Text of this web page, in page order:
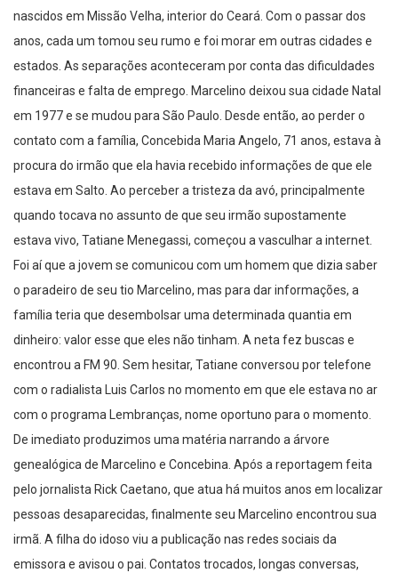
nascidos em Missão Velha, interior do Ceará. Com o passar dos
anos, cada um tomou seu rumo e foi morar em outras cidades e
estados. As separações aconteceram por conta das dificuldades
financeiras e falta de emprego. Marcelino deixou sua cidade Natal
em 1977 e se mudou para São Paulo. Desde então, ao perder o
contato com a família, Concebida Maria Angelo, 71 anos, estava à
procura do irmão que ela havia recebido informações de que ele
estava em Salto. Ao perceber a tristeza da avó, principalmente
quando tocava no assunto de que seu irmão supostamente
estava vivo, Tatiane Menegassi, começou a vasculhar a internet.
Foi aí que a jovem se comunicou com um homem que dizia saber
o paradeiro de seu tio Marcelino, mas para dar informações, a
família teria que desembolsar uma determinada quantia em
dinheiro: valor esse que eles não tinham. A neta fez buscas e
encontrou a FM 90. Sem hesitar, Tatiane conversou por telefone
com o radialista Luis Carlos no momento em que ele estava no ar
com o programa Lembranças, nome oportuno para o momento.
De imediato produzimos uma matéria narrando a árvore
genealógica de Marcelino e Concebina. Após a reportagem feita
pelo jornalista Rick Caetano, que atua há muitos anos em localizar
pessoas desaparecidas, finalmente seu Marcelino encontrou sua
irmã. A filha do idoso viu a publicação nas redes sociais da
emissora e avisou o pai. Contatos trocados, longas conversas,